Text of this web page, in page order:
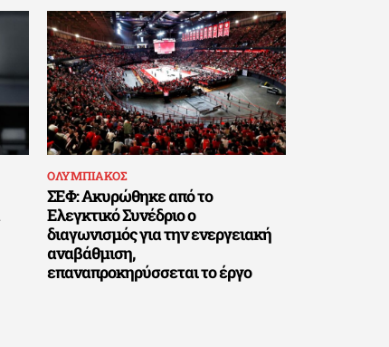
ΟΛΥΜΠΙΑΚΟΣ
ΣΕΦ: Ακυρώθηκε από το
Ελεγκτικό Συνέδριο ο
διαγωνισμός για την ενεργειακή
αναβάθμιση,
επαναπροκηρύσσεται το έργο